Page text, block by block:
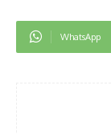
WhatsApp